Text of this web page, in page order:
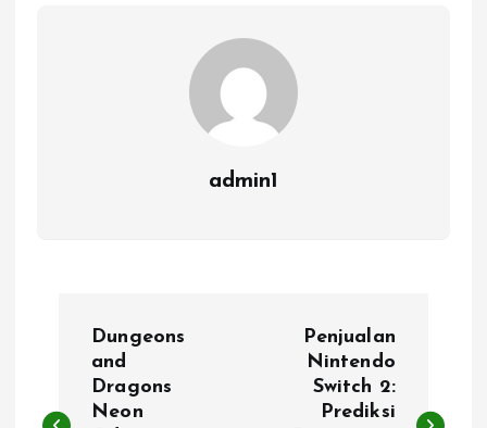
admin1
Dungeons
and
Dragons
Neon
Penjualan
Nintendo
Switch 2:
Prediksi